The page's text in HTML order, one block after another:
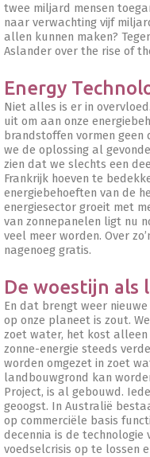
twee miljard mensen
naar verwachting vijf
allen kunnen maken?
Aslander over the rise of
Energy
Niet alles is er in
uit om aan onze
brandstoffen vormen geen
we de oplossing al
zien dat we slechts een
Frankrijk hoeven te
energiebehoeften van de
energiesector groeit met
van zonnepanelen ligt nu
veel meer worden. Over
nagenoeg gratis.
De woestijn als
En dat brengt weer
op onze planeet is zout.
zoet water, het kost alleen
zonne-energie steeds
worden omgezet in zoet
landbouwgrond kan
Project, is al gebouwd.
geoogst. In Australië
op commerciële basis
decennia is de technologie
voedselcrisis op te lossen